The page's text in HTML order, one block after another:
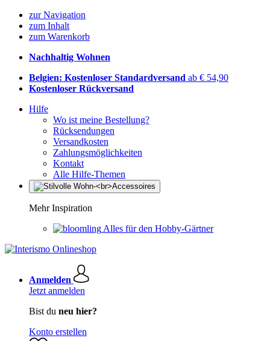
zur Navigation
zum Inhalt
zum Warenkorb
Nachhaltig Wohnen
Belgien: Kostenloser Standardversand ab € 54,90
Kostenloser Rückversand
Hilfe
Wo ist meine Bestellung?
Rücksendungen
Versandkosten
Zahlungsmöglichkeiten
Kontakt
Alle Hilfe-Themen
Mehr Inspiration
Alles für den Hobby-Gärtner
Anmelden
Jetzt anmelden
Bist du neu hier?
Konto erstellen